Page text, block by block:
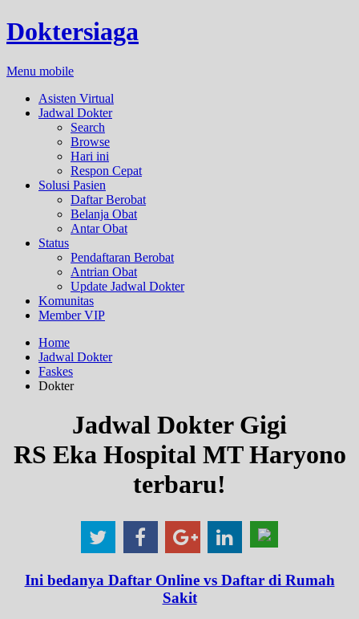
Doktersiaga
Menu mobile
Asisten Virtual
Jadwal Dokter
Search
Browse
Hari ini
Respon Cepat
Solusi Pasien
Daftar Berobat
Belanja Obat
Antar Obat
Status
Pendaftaran Berobat
Antrian Obat
Update Jadwal Dokter
Komunitas
Member VIP
Home
Jadwal Dokter
Faskes
Dokter
Jadwal Dokter Gigi
RS Eka Hospital MT Haryono
terbaru!
Ini bedanya Daftar Online vs Daftar di Rumah
Sakit